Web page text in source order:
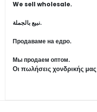
We sell wholesale.
نبيع بالجملة.
Продаваме на едро.
Мы продаем оптом.
Οι πωλήσεις χονδρικής μας